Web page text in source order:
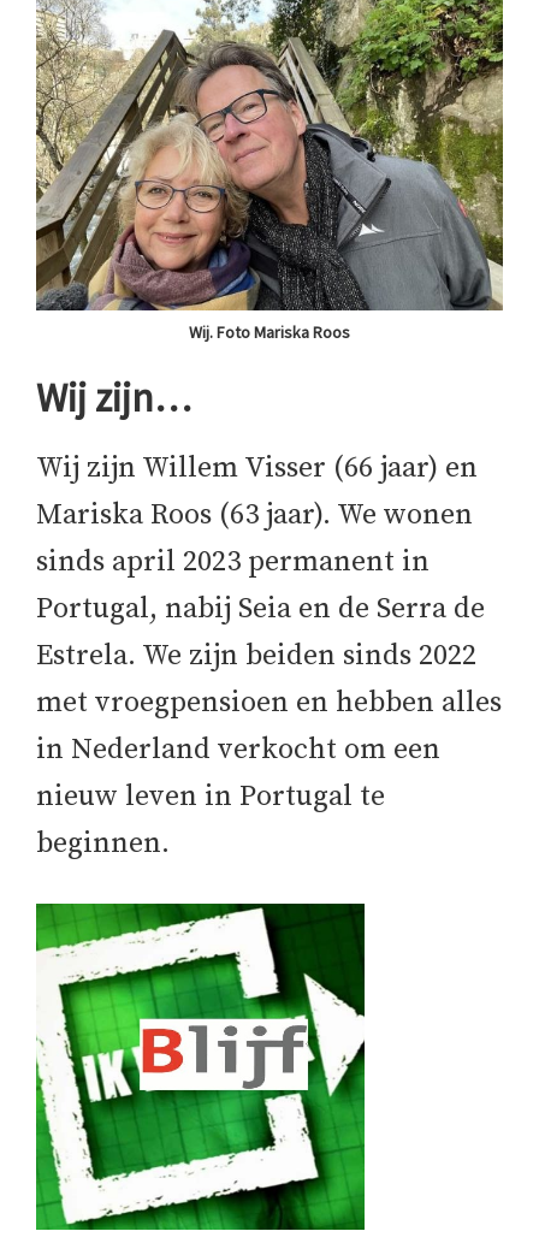
Wij. Foto Mariska Roos
Wij zijn…
Wij zijn Willem Visser (66 jaar) en
Mariska Roos (63 jaar). We wonen
sinds april 2023 permanent in
Portugal, nabij Seia en de Serra de
Estrela. We zijn beiden sinds 2022
met vroegpensioen en hebben alles
in Nederland verkocht om een
nieuw leven in Portugal te
beginnen.